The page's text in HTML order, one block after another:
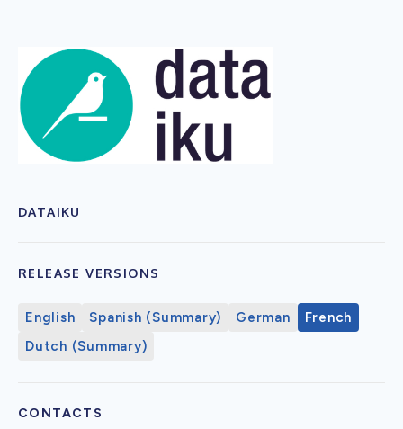
DATAIKU
RELEASE VERSIONS
English Spanish (Summary) German
French
Dutch (Summary)
CONTACTS